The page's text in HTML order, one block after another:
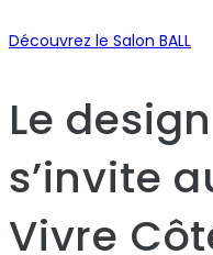
Découvrez le Salon BALL
Le
s’invite
Vivre